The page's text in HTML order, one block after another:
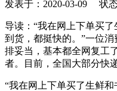
发表于： 2020-03-09 状态
导读：“我在网上下单买
到货，都挺快的。”一位
排妥当，基本都全网复工
者。目前，全国大部分快
“我在网上下单买了生鲜和